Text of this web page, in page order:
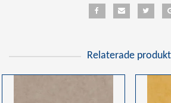
Relaterade